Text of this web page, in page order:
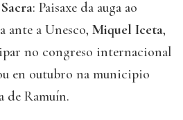
: Paisaxe da auga ao
ante a Unesco, Miquel Iceta,
no congreso internacional
en outubro na municipio
de Ramuín.